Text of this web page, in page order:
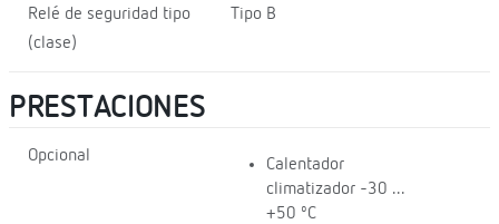
Relé de seguridad tipo
(clase)
Tipo B
PRESTACIONES
Opcional
Calentador
climatizador -30 ...
+50 ºC